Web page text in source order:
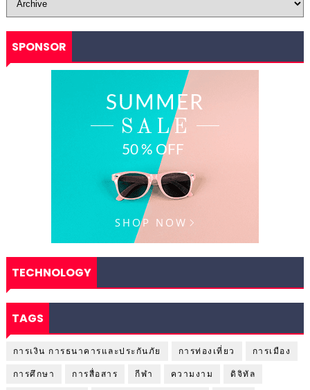
SPONSOR
TECHNOLOGY
TAGS
การเงิน การธนาคารและประกันภัย การท่องเที่ยว
การเมือง
การศึกษา
การสื่อสาร กีฬา ความงาม
ดิจิทัล